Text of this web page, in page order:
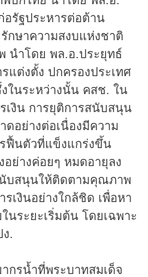
รัฐประหารต่อต้าน
กษาความสงบแห่งชาติ
นำโดย พล.อ.ประยุทธ์
แต่งตั้ง ปกครองประเทศ
ในระหว่างนั้น คสช. ใน
เงิน การยุติการสนับสนุน
ดอย่างต่อเนื่องมีความ
ฟื้นตัวที่แข็งแกร่งขึ้น
อย่างค่อยๆ หมดอายุลง
นับสนุนให้ติดตามคุณภาพ
เงินอย่างใกล้ชิด เพื่อหา
ระยะเริ่มต้น โดยเฉพาะ
.
กรน้ำที่พระบาทสมเด็จ